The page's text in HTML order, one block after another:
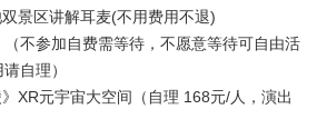
景区讲解耳麦(不用费用不退)
（不参加自费需等待，不愿意等待可自由活
自理）
XR元宇宙大空间（自理 168元/人，演出